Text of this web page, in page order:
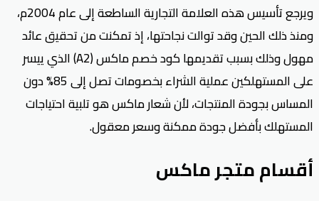
ويرجع تأسيس هذه العلامة التجارية الساطعة إلى عام 2004م،
ومنذ ذلك الحين وقد توالت نجاحتها، إذ تمكنت من تحقيق عائد
مهول وذلك بسبب تقديمها كود خصم ماكس (A2) الذي ييسر
على المستهلكين عملية الشراء بخصومات تصل إلى 85% دون
المساس بجودة المنتجات، لأن شعار ماكس هو تلبية احتياجات
المستهلك بأفضل جودة ممكنة وسعر معقول.
أقسام متجر ماكس